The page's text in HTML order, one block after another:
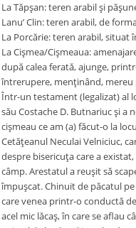
La Tăpşan: teren arabil şi
Lanu’ Clin: teren arabil, de
La Porcărie: teren arabil,
La Cişmea/Cişmeaua:
după calea ferată, ajunge,
întrerupere, menţinând, mereu
Într-un testament (legalizat) al
său Costache D. Butnariuc şi a
cişmeau ce am (a) făcut-o la
Cetăţeanul Neculai Velniciuc,
despre bisericuţa care a
câmp. Arestatul a reuşit să
împuşcat. Chinuit de păcatul
care venea printr-o conductă
acel mic lăcaş, în care se aflau